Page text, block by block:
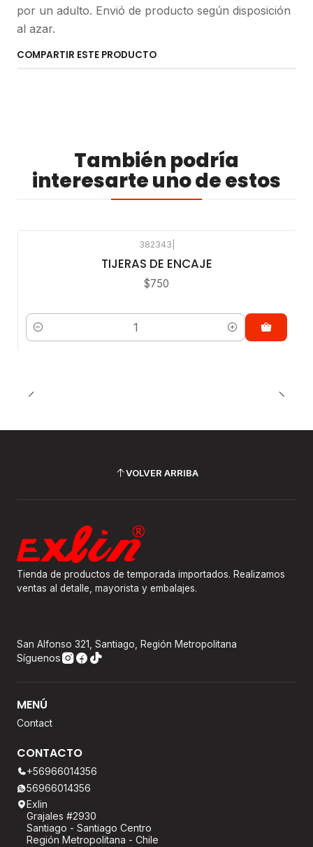
por un adulto. Envió de producto según disposición
al azar.
COMPARTIR ESTE PRODUCTO
También podría
interesarte uno de estos
382343
TIJERAS DE ENCAJE
$750
Cantidad
VOLVER ARRIBA
Tienda de productos de temporada importados. Realizamos
ventas al detalle, mayorista y embalajes.
San Alfonso 321, Santiago, Región Metropolitana
Síguenos
MENÚ
Contact
CONTACTO
+56966014356
56966014356
Exlin
Grajales #2930
Santiago - Santiago Centro
Región Metropolitana - Chile